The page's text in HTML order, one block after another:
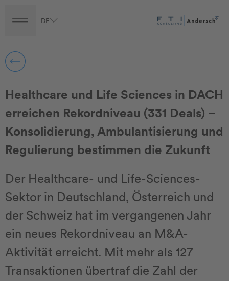
DE
Turnaround Transaction
Healthcare und Life Sciences in DACH
erreichen Rekordniveau (331 Deals) –
Konsolidierung, Ambulantisierung und
Regulierung bestimmen die Zukunft
Der Healthcare- und Life-Sciences-
Sektor in Deutschland, Österreich und
der Schweiz hat im vergangenen Jahr
ein neues Rekordniveau an M&A-
Aktivität erreicht. Mit mehr als 127
Transaktionen übertraf die Zahl der